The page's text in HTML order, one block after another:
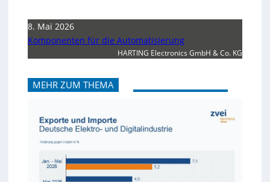
8. Mai 2026
Komponenten für die Automatisierung
HARTING Electronics GmbH & Co. KG
MEHR ZUM THEMA